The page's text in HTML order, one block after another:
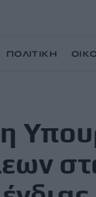
ΠΟΛΙΤΙΚΗ
δυνάμεων